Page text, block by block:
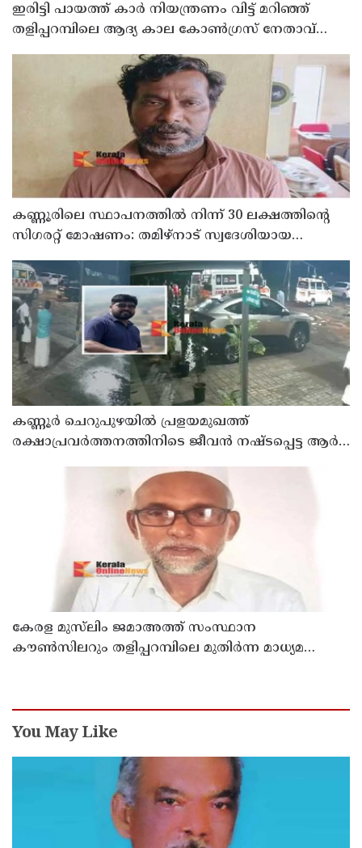
ഇരിട്ടി പായത്ത് കാർ നിയന്ത്രണം വിട്ട് മറിഞ്ഞ്
തളിപ്പറമ്പിലെ ആദ്യ കാല കോണ്‍ഗ്രസ് നേതാവ്
കണ്ണൂരിലെ സ്ഥാപനത്തിൽ നിന്ന് 30 ലക്ഷത്തിന്റെ
സിഗരറ്റ് മോഷണം: തമിഴ്‌നാട് സ്വദേശിയായ
കണ്ണൂർ ചെറുപുഴയിൽ പ്രളയമുഖത്ത്
രക്ഷാപ്രവർത്തനത്തിനിടെ ജീവൻ നഷ്ടപ്പെട്ട ആർ.
കാണിച്ചതായി ആരോപണം
കേരള മുസ്‌ലിം ജമാഅത്ത് സംസ്ഥാന
കൗൺസിലറും തളിപ്പറമ്പിലെ മുതിർന്ന മാധ്യമ
You May Like